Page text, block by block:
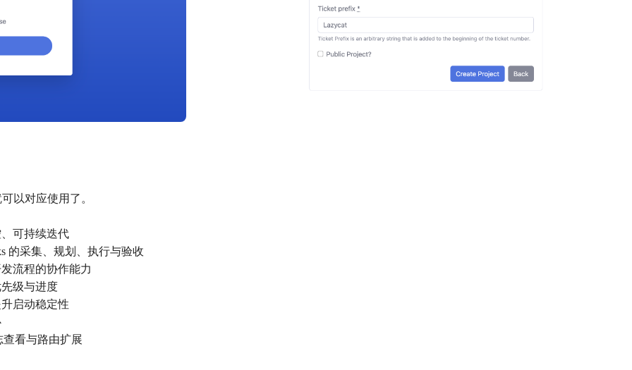
以对应使用了。
可持续迭代
的采集、规划、执行与验收
流程的协作能力
级与进度
启动稳定性
查看与路由扩展